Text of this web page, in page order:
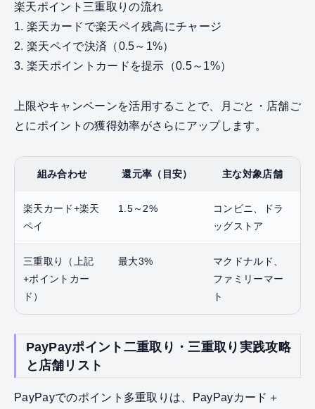
楽天ポイント三重取りの流れ
1. 楽天カードで楽天ペイ残高にチャージ
2. 楽天ペイで決済（0.5～1%）
3. 楽天ポイントカードを提示（0.5～1%）
上限やキャンペーンを活用することで、月ごと・店舗ご
とにポイントの獲得効率がさらにアップします。
組み合わせ 還元率（目安） 主な対象店舗
楽天カード+楽天
ペイ
1.5～2%
コンビニ、ドラ
ッグストア
三重取り（上記
+ポイントカー
ド）
最大3%
マクドナルド、
ファミリーマー
ト
PayPayポイント二重取り・三重取り実践攻略
と店舗リスト
PayPayでのポイント多重取りは、PayPayカード＋